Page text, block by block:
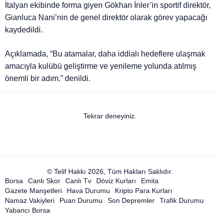
İtalyan ekibinde forma giyen Gökhan İnler’in sportif direktör,
Gianluca Nani’nin de genel direktör olarak görev yapacağı
kaydedildi.
Açıklamada, “Bu atamalar, daha iddialı hedeflere ulaşmak
amacıyla kulübü geliştirme ve yenileme yolunda atılmış
önemli bir adım.” denildi.
Tekrar deneyiniz.
© Telif Hakkı 2026, Tüm Hakları Saklıdır.
Borsa
Canlı Skor Canlı Tv Döviz Kurları
Emita
Gazete Manşetleri
Hava Durumu
Kripto Para Kurları
Namaz Vakiyleri
Puan Durumu Son Depremler
Trafik Durumu
Yabancı Borsa